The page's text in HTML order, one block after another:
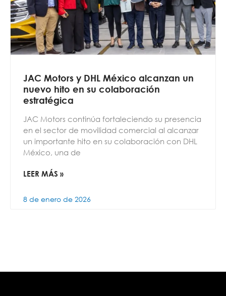
JAC Motors y DHL México alcanzan un
nuevo hito en su colaboración
estratégica
JAC Motors continúa fortaleciendo su presencia
en el sector de movilidad comercial al alcanzar
un importante hito en su colaboración con DHL
México, una de
LEER MÁS »
8 de enero de 2026